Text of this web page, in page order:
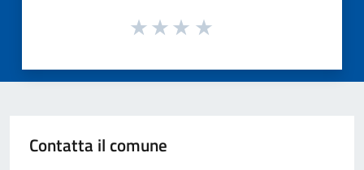
Contatta il comune